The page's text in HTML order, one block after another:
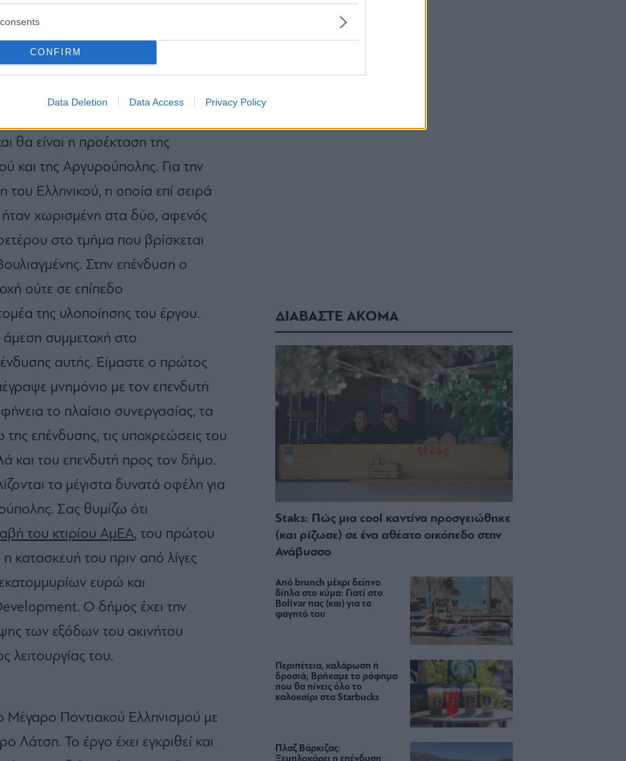
CONFIRM
Data Deletion Data Access Privacy Policy
κινήσεις για να δημιουργήσει
με τον αστικό ιστό της
Σε ποιο σημείο βρίσκεται
θα είναι η προέκταση της
και της Αργυρούπολης. Για την
του Ελληνικού, η οποία επί σειρά
χωρισμένη στα δύο, αφενός
στο τμήμα που βρίσκεται
Στην επένδυση ο
ούτε σε επίπεδο
της υλοποίησης του έργου.
άμεση συμμετοχή στο
αυτής. Είμαστε ο πρώτος
μνημόνιο με τον επενδυτή
το πλαίσιο συνεργασίας, τα
επένδυσης, τις υποχρεώσεις του
και του επενδυτή προς τον δήμο.
τα μέγιστα δυνατά οφέλη για
Σας θυμίζω ότι
του κτιρίου ΑμΕΑ, του πρώτου
κατασκευή του πριν από λίγες
ευρώ και
Ο δήμος έχει την
των εξόδων του ακινήτου
λειτουργίας του.
Μέγαρο Ποντιακού Ελληνισμού με
Το έργο έχει εγκριθεί και
ΔΙΑΒΑΣΤΕ ΑΚΟΜΑ
Staks: Πώς μια cool καντίνα προσγειώθηκε
(και ρίζωσε) σε ένα αθέατο οικόπεδο στην
Ανάβυσσο
Από brunch μέχρι δείπνο
δίπλα στο κύμα: Γιατί στο
Bolivar πας (και) για το
φαγητό του
Περιπέτεια, χαλάρωση ή
δροσιά; Βρήκαμε το ρόφημα
που θα πίνεις όλο το
καλοκαίρι στα Starbucks
Πλαζ Βάρκιζας: